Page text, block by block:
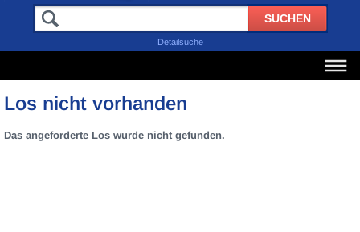
Detailsuche
Los nicht vorhanden
Das angeforderte Los wurde nicht gefunden.